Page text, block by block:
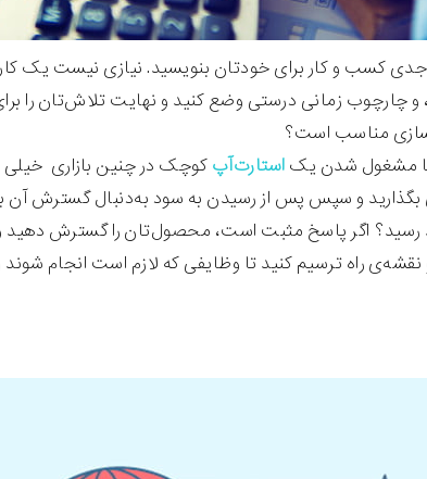
کسب و کار برای خودتان بنویسید. نیازی نیست یک
چارچوب زمانی درستی وضع کنید و نهایت تلاش‌تان را
مناسب است؟
آیا مشغول شدن یک استارت‌آپ کوچک در چنین بازاری
بگذارید و سپس پس از رسیدن به سود به‌دنبال گسترش
اگر پاسخ مثبت است، محصول‌تان را گسترش دهید و
راه ترسیم کنید تا وظایفی که لازم است انجام شوند